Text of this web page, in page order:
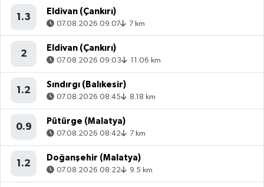
1.3
Eldivan (Çankırı)
07.08.2026 09:07 7 km
2
Eldivan (Çankırı)
07.08.2026 09:03 11.06 km
1.2
Sındırgı (Balıkesir)
07.08.2026 08:45 8.18 km
0.9
Pütürge (Malatya)
07.08.2026 08:42 7 km
1.2
Doğanşehir (Malatya)
07.08.2026 08:22 9.5 km